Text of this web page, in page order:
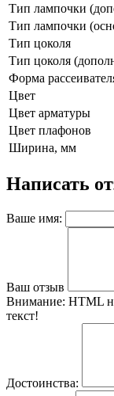
Тип лампочки
Тип лампочки
Тип цоколя
Тип цоколя
Форма
Цвет
Цвет арматуры
Цвет плафонов
Ширина, мм
Написать
Ваше имя:
Ваш отзыв
Внимание: HTML
текст!
Достоинства: